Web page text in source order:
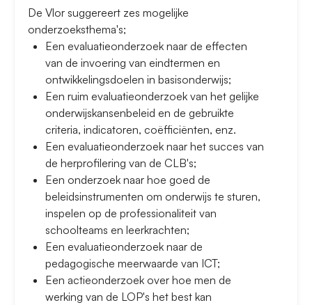
De Vlor suggereert zes mogelijke
onderzoeksthema's;
Een evaluatieonderzoek naar de effecten
van de invoering van eindtermen en
ontwikkelingsdoelen in basisonderwijs;
Een ruim evaluatieonderzoek van het gelijke
onderwijskansenbeleid en de gebruikte
criteria, indicatoren, coëfficiënten, enz.
Een evaluatieonderzoek naar het succes van
de herprofilering van de CLB's;
Een onderzoek naar hoe goed de
beleidsinstrumenten om onderwijs te sturen,
inspelen op de professionaliteit van
schoolteams en leerkrachten;
Een evaluatieonderzoek naar de
pedagogische meerwaarde van ICT;
Een actieonderzoek over hoe men de
werking van de LOP's het best kan